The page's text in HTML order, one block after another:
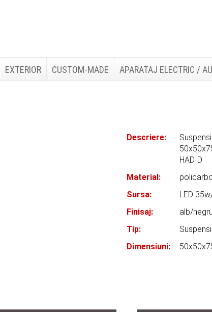
EXTERIOR CUSTOM-MADE APARATAJ ELECTRIC /
Descriere:
HADID
Material:
Sursa:
LED
Finisaj:
alb/negru
Tip:
Dimensiuni: